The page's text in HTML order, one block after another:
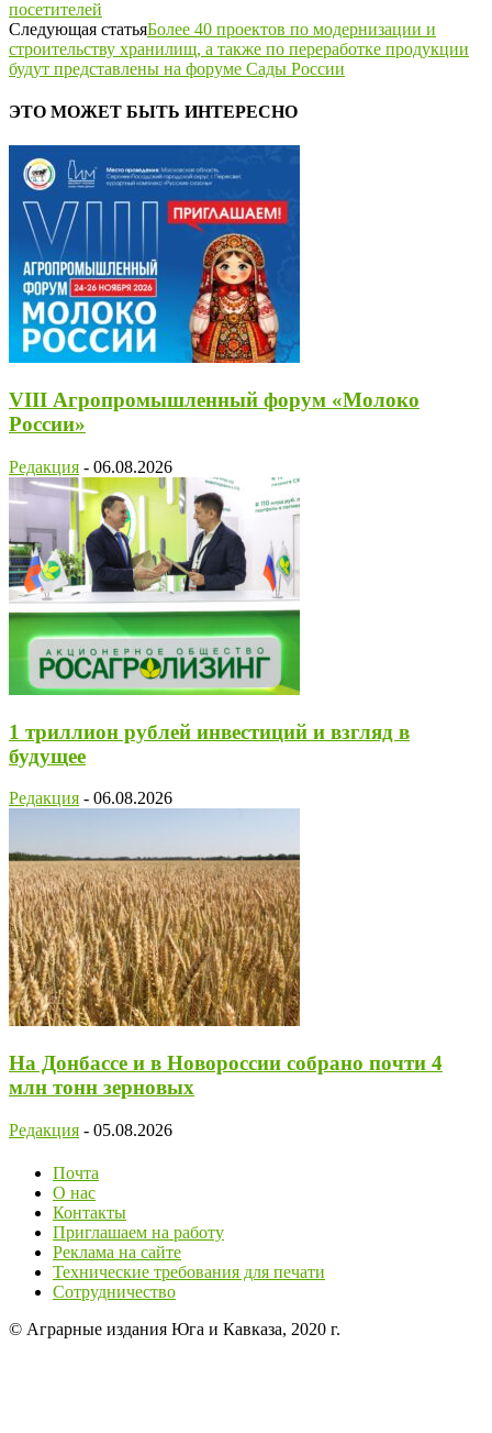
посетителей
Следующая статьяБолее 40 проектов по модернизации и
строительству хранилищ, а также по переработке продукции
будут представлены на форуме Сады России
ЭТО МОЖЕТ БЫТЬ ИНТЕРЕСНО
VIII Агропромышленный форум «Молоко
России»
Редакция - 06.08.2026
1 триллион рублей инвестиций и взгляд в
будущее
Редакция - 06.08.2026
На Донбассе и в Новороссии собрано почти 4
млн тонн зерновых
Редакция - 05.08.2026
Почта
О нас
Контакты
Приглашаем на работу
Реклама на сайте
Технические требования для печати
Сотрудничество
© Аграрные издания Юга и Кавказа, 2020 г.